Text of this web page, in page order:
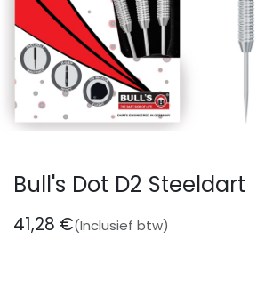
Bull's Dot D2 Steeldart
41,28 €(Inclusief btw)